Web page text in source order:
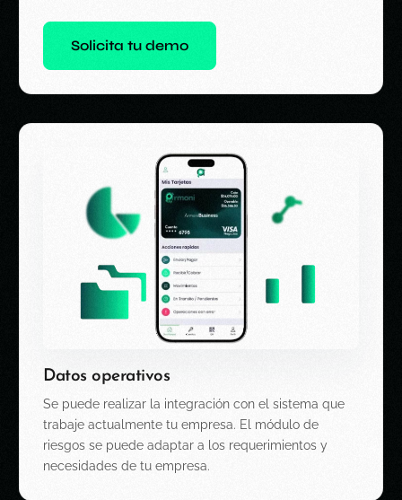
Solicita tu demo
Datos operativos​
Se puede realizar la integración con el sistema que
trabaje actualmente tu empresa. El módulo de
riesgos se puede adaptar a los requerimientos y
necesidades de tu empresa.